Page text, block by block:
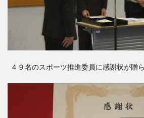
４９名のスポーツ推進委員に感謝状が贈ら